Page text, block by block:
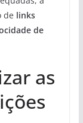
de links
de
as